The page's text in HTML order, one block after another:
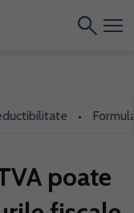
•
poate